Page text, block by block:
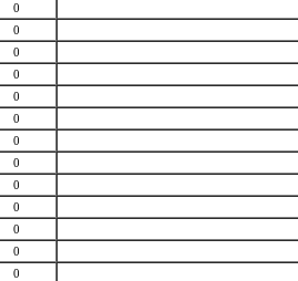
0
0
0
0
0
0
0
0
0
0
0
0
0